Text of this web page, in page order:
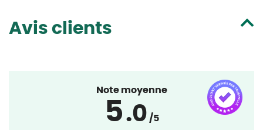
Avis clients
Note moyenne
5.0 /5